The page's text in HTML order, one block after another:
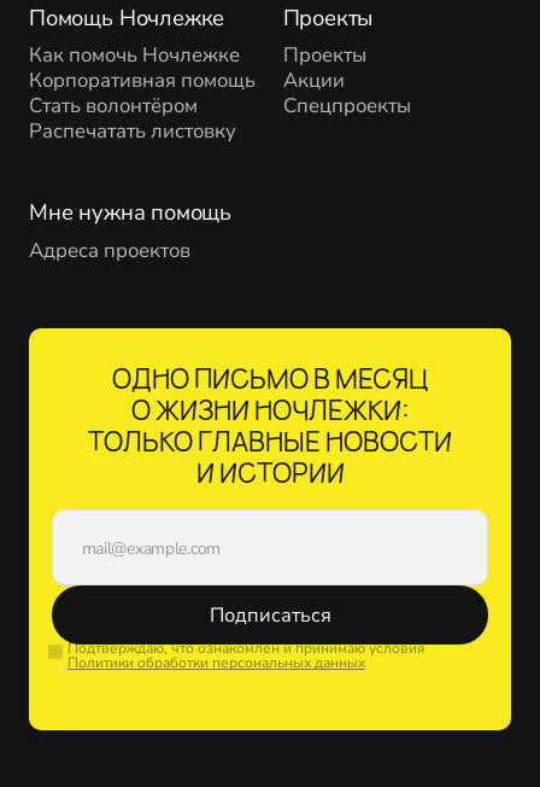
Помощь Ночлежке
Как помочь Ночлежке
Корпоративная помощь
Стать волонтёром
Распечатать листовку
Проекты
Проекты
Акции
Спецпроекты
Мне нужна помощь
Адреса проектов
ОДНО ПИСЬМО В МЕСЯЦ
О ЖИЗНИ НОЧЛЕЖКИ:
ТОЛЬКО ГЛАВНЫЕ НОВОСТИ
И ИСТОРИИ
Подписаться
Подтверждаю, что ознакомлен и принимаю условия
Политики обработки персональных данных